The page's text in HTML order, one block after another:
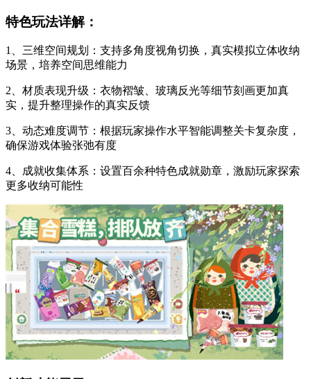
特色玩法详解：
1、三维空间规划：支持多角度视角切换，真实模拟立体收纳
场景，培养空间思维能力
2、材质表现升级：衣物褶皱、玻璃反光等细节刻画更加真
实，提升整理操作的真实反馈
3、动态难度调节：根据玩家操作水平智能调整关卡复杂度，
确保游戏体验张弛有度
4、成就收集体系：设置百余种特色成就勋章，激励玩家探索
更多收纳可能性